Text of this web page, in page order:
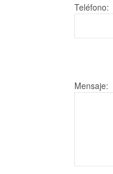
Teléfono:
Mensaje: